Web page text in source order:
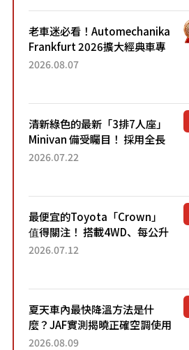
老車迷必看！Automechanika
Frankfurt 2026擴大經典車專
區 1954年珍稀古董車現場修復
2026.08.07
清新綠色的最新「3排7人座」
Minivan 備受矚目！ 採用全長
4.7公尺剛剛好的車身尺寸與
2026.07.22
最便宜的Toyota「Crown」
值得關注！ 搭載4WD、每公升
22.4公里低油耗表現超亮眼！
2026.07.12
夏天車內最快降溫方法是什
麼？JAF實測揭曉正確空調使用
方式
2026.08.09